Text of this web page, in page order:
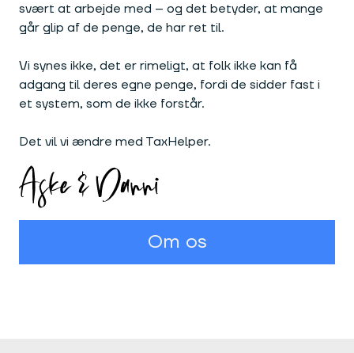
svært at arbejde med – og det betyder, at mange
går glip af de penge, de har ret til.
Vi synes ikke, det er rimeligt, at folk ikke kan få
adgang til deres egne penge, fordi de sidder fast i
et system, som de ikke forstår.
Det vil vi ændre med TaxHelper.
Om os